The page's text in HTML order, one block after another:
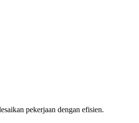
pekerjaan dengan efisien.